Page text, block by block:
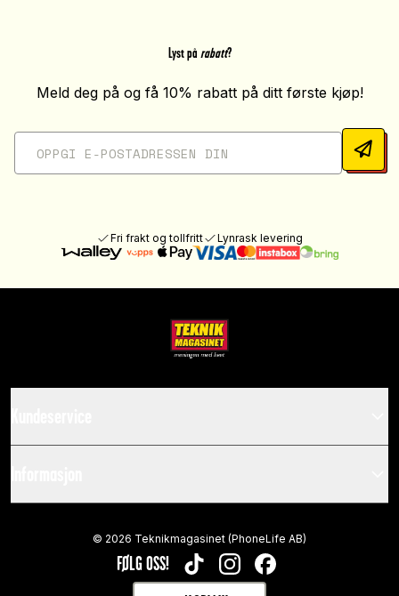
Lyst på rabatt?
Meld deg på og få 10% rabatt på ditt første kjøp!
Fri frakt og tollfritt Lynrask levering
FØLG OSS! TIKTOKINSTAGRAMFACEBOOK
© 2026 Teknikmagasinet (PhoneLife AB)